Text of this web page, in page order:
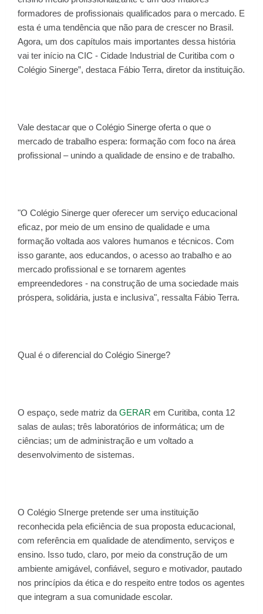
formadores de profissionais qualificados para o mercado. E
esta é uma tendência que não para de crescer no Brasil.
Agora, um dos capítulos mais importantes dessa história
vai ter início na CIC - Cidade Industrial de Curitiba com o
Colégio Sinerge”, destaca Fábio Terra, diretor da instituição.
Vale destacar que o Colégio Sinerge oferta o que o
mercado de trabalho espera: formação com foco na área
profissional – unindo a qualidade de ensino e de trabalho.
"O Colégio Sinerge quer oferecer um serviço educacional
eficaz, por meio de um ensino de qualidade e uma
formação voltada aos valores humanos e técnicos. Com
isso garante, aos educandos, o acesso ao trabalho e ao
mercado profissional e se tornarem agentes
empreendedores - na construção de uma sociedade mais
próspera, solidária, justa e inclusiva", ressalta Fábio Terra.
Qual é o diferencial do Colégio Sinerge?
O espaço, sede matriz da GERAR em Curitiba, conta 12
salas de aulas; três laboratórios de informática; um de
ciências; um de administração e um voltado a
desenvolvimento de sistemas.
O Colégio SInerge pretende ser uma instituição
reconhecida pela eficiência de sua proposta educacional,
com referência em qualidade de atendimento, serviços e
ensino. Isso tudo, claro, por meio da construção de um
ambiente amigável, confiável, seguro e motivador, pautado
nos princípios da ética e do respeito entre todos os agentes
que integram a sua comunidade escolar.